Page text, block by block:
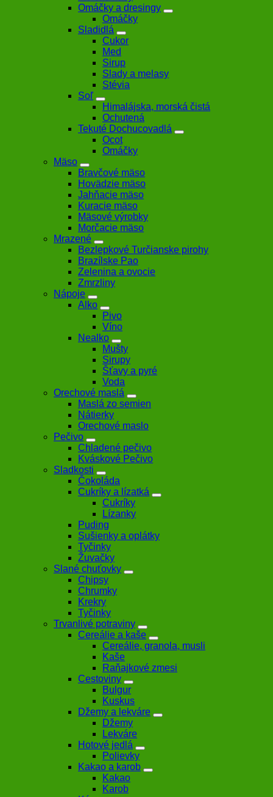
Omáčky a dresingy
Omáčky
Sladidlá
Cukor
Med
Sirup
Slady a melasy
Stévia
Soľ
Himalájska, morská čistá
Ochutená
Tekuté Dochucovadlá
Ocot
Omáčky
Mäso
Bravčové mäso
Hovädzie mäso
Jahňacie mäso
Kuracie mäso
Mäsové výrobky
Morčacie mäso
Mrazené
Bezlepkové Turčianske pirohy
Brazílske Pao
Zelenina a ovocie
Zmrzliny
Nápoje
Alko
Pivo
Víno
Nealko
Mušty
Sirupy
Šťavy a pyré
Voda
Orechové maslá
Maslá zo semien
Nátierky
Orechové maslo
Pečivo
Chladené pečivo
Kváskové Pečivo
Sladkosti
Čokoláda
Cukríky a lízatká
Cukríky
Lízanky
Puding
Sušienky a oplátky
Tyčinky
Žuvačky
Slané chuťovky
Chipsy
Chrumky
Krekry
Tyčinky
Trvanlivé potraviny
Cereálie a kaše
Cereálie, granola, musli
Kaše
Raňajkové zmesi
Cestoviny
Bulgur
Kuskus
Džemy a lekváre
Džemy
Lekváre
Hotové jedlá
Polievky
Kakao a karob
Kakao
Karob